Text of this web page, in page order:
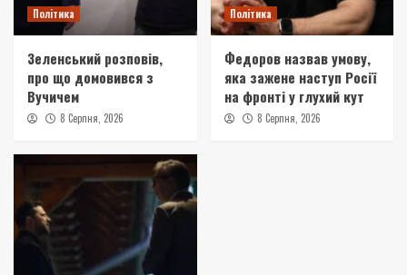
Політика
Зеленський розповів,
про що домовився з
Вучичем
8 Серпня, 2026
Політика
Федоров назвав умову,
яка зажене наступ Росії
на фронті у глухий кут
8 Серпня, 2026